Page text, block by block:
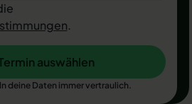
.
auswählen
deine Daten immer vertraulich.